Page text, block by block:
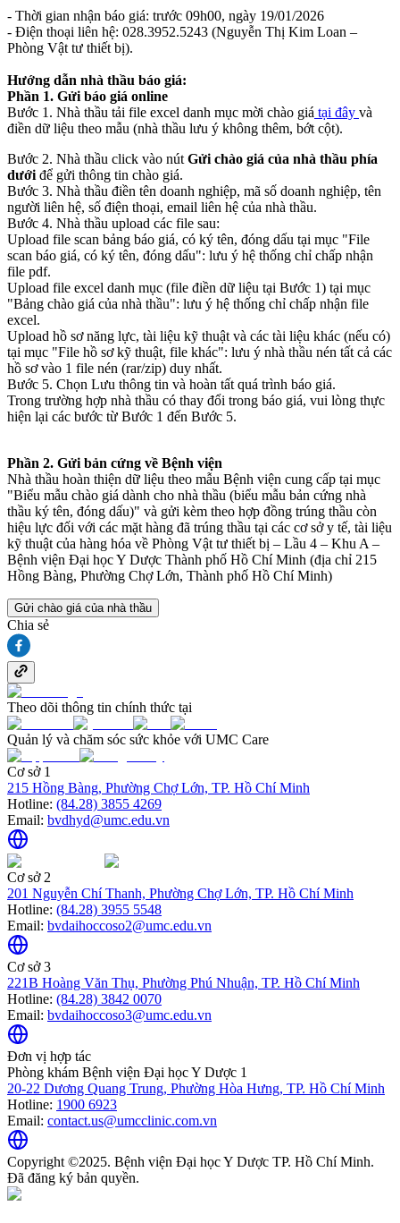
- Thời gian nhận báo giá: trước 09h00, ngày 19/01/2026
- Điện thoại liên hệ: 028.3952.5243 (Nguyễn Thị Kim Loan –
Phòng Vật tư thiết bị).
Hướng dẫn nhà thầu báo giá:
Phần 1. Gửi báo giá online
Bước 1. Nhà thầu tải file excel danh mục mời chào giá tại đây và
điền dữ liệu theo mẫu (nhà thầu lưu ý không thêm, bớt cột).
Bước 2. Nhà thầu click vào nútGửi chào giá của nhà thầu phía
dướiđể gửi thông tin chào giá.
Bước 3. Nhà thầu điền tên doanh nghiệp, mã số doanh nghiệp, tên
người liên hệ, số điện thoại, email liên hệ của nhà thầu.
Bước 4. Nhà thầu upload các file sau:
Upload file scan bảng báo giá, có ký tên, đóng dấu tại mục "File
scan báo giá, có ký tên, đóng dấu": lưu ý hệ thống chỉ chấp nhận
file pdf.
Upload file excel danh mục (file điền dữ liệu tại Bước 1) tại mục
"Bảng chào giá của nhà thầu": lưu ý hệ thống chỉ chấp nhận file
excel.
Upload hồ sơ năng lực, tài liệu kỹ thuật và các tài liệu khác (nếu có)
tại mục "File hồ sơ kỹ thuật, file khác": lưu ý nhà thầu nén tất cả các
hồ sơ vào 1 file nén (rar/zip) duy nhất.
Bước 5. Chọn Lưu thông tin và hoàn tất quá trình báo giá.
Trong trường hợp nhà thầu có thay đổi trong báo giá, vui lòng thực
hiện lại các bước từ Bước 1 đến Bước 5.
Phần 2. Gửi bản cứng về Bệnh viện
Nhà thầu hoàn thiện dữ liệu theo mẫu Bệnh viện cung cấp tại mục
"Biểu mẫu chào giá dành cho nhà thầu (biểu mẫu bản cứng nhà
thầu ký tên, đóng dấu)" và gửi kèm theo hợp đồng trúng thầu còn
hiệu lực đối với các mặt hàng đã trúng thầu tại các cơ sở y tế, tài liệu
kỹ thuật của hàng hóa về Phòng Vật tư thiết bị – Lầu 4 – Khu A –
Bệnh viện Đại học Y Dược Thành phố Hồ Chí Minh (địa chỉ 215
Hồng Bàng, Phường Chợ Lớn, Thành phố Hồ Chí Minh)
Gửi chào giá của nhà thầu
Chia sẻ
Theo dõi thông tin chính thức tại
Quản lý và chăm sóc sức khỏe với UMC Care
Cơ sở 1
215 Hồng Bàng, Phường Chợ Lớn, TP. Hồ Chí Minh
Hotline: (84.28) 3855 4269
Email: bvdhyd@umc.edu.vn
Cơ sở 2
201 Nguyễn Chí Thanh, Phường Chợ Lớn, TP. Hồ Chí Minh
Hotline: (84.28) 3955 5548
Email: bvdaihoccoso2@umc.edu.vn
Cơ sở 3
221B Hoàng Văn Thụ, Phường Phú Nhuận, TP. Hồ Chí Minh
Hotline: (84.28) 3842 0070
Email: bvdaihoccoso3@umc.edu.vn
Đơn vị hợp tác
Phòng khám Bệnh viện Đại học Y Dược 1
20-22 Dương Quang Trung, Phường Hòa Hưng, TP. Hồ Chí Minh
Hotline: 1900 6923
Email: contact.us@umcclinic.com.vn
Copyright ©2025. Bệnh viện Đại học Y Dược TP. Hồ Chí Minh.
Đã đăng ký bản quyền.